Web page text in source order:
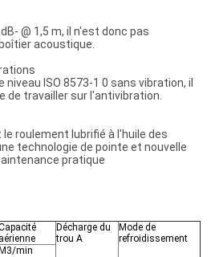
@ 1,5 m, il n'est donc pas
acoustique.
ISO 8573-1 0 sans vibration, il
de travailler sur l'antivibration.
roulement lubrifié à l'huile des
technologie de pointe et nouvelle
pratique
aérienne
Décharge du
trou A
Mode de
refroidissement
M3/min